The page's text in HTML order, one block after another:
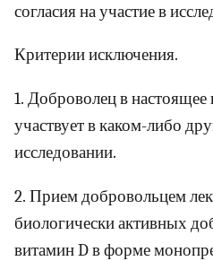
согласия на участие в
Критерии исключения.
1. Доброволец в настоящее
участвует в каком-либо
исследовании.
2. Прием добровольцем
биологически активных
витамин D в форме